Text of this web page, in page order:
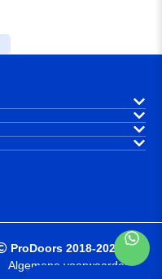
ProDoors 2018-2025
Algemene voorwaarden